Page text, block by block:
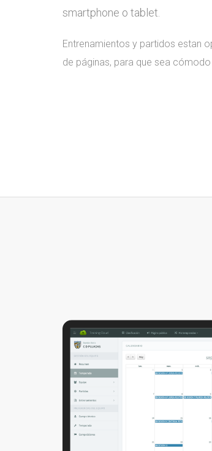
smartphone o tablet.
Entrenamientos y partidos estan
de páginas, para que sea